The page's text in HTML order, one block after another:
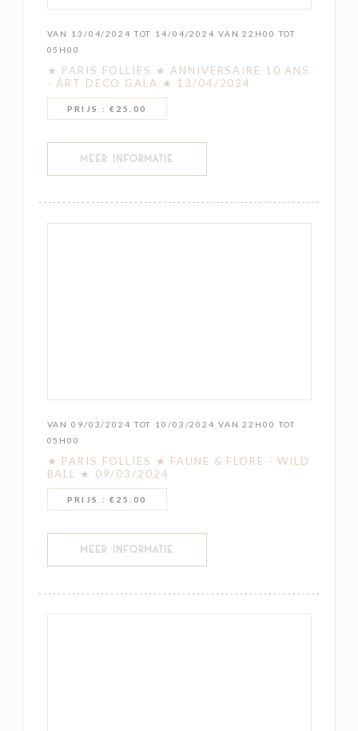
VAN 13/04/2024 TOT 14/04/2024 VAN 22H00 TOT
05H00
★ PARIS FOLLIES ★ ANNIVERSAIRE 10 ANS
- ART DECO GALA ★ 13/04/2024
PRIJS : €25.00
MEER INFORMATIE
VAN 09/03/2024 TOT 10/03/2024 VAN 22H00 TOT
05H00
★ PARIS FOLLIES ★ FAUNE & FLORE - WILD
BALL ★ 09/03/2024
PRIJS : €25.00
MEER INFORMATIE